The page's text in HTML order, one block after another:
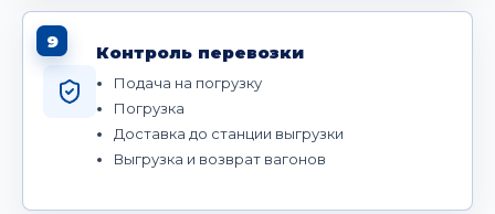
9
Контроль перевозки
Подача на погрузку
Погрузка
Доставка до станции выгрузки
Выгрузка и возврат вагонов